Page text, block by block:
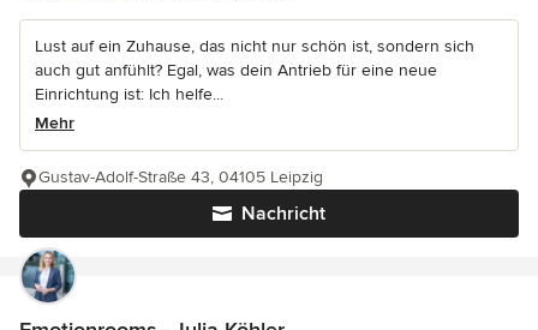
Lust auf ein Zuhause, das nicht nur schön ist, sondern sich
auch gut anfühlt? Egal, was dein Antrieb für eine neue
Einrichtung ist: Ich helfe...
Mehr
Nachricht
Gustav-Adolf-Straße 43, 04105 Leipzig